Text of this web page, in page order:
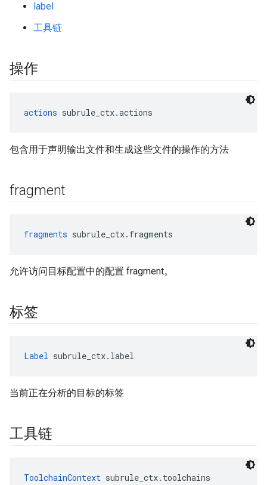
label
工具链
操作
actions subrule_ctx.actions
包含用于声明输出文件和生成这些文件的操作的方法
fragment
fragments subrule_ctx.fragments
允许访问目标配置中的配置 fragment。
标签
Label subrule_ctx.label
当前正在分析的目标的标签
工具链
ToolchainContext subrule_ctx.toolchains